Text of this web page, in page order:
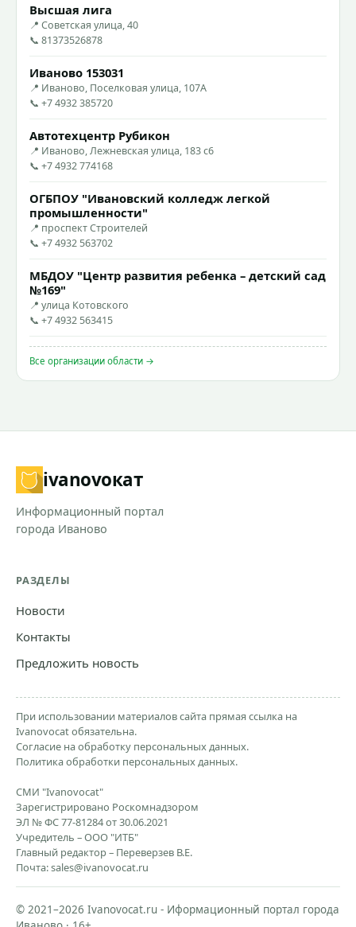
Высшая лига
📍 Советская улица, 40
📞 81373526878
Иваново 153031
📍 Иваново, Поселковая улица, 107А
📞 +7 4932 385720
Автотехцентр Рубикон
📍 Иваново, Лежневская улица, 183 с6
📞 +7 4932 774168
ОГБПОУ "Ивановский колледж легкой
промышленности"
📍 проспект Строителей
📞 +7 4932 563702
МБДОУ "Центр развития ребенка – детский сад
№169"
📍 улица Котовского
📞 +7 4932 563415
Все организации области →
ivanovoкат
Информационный портал
города Иваново
РАЗДЕЛЫ
Новости
Контакты
Предложить новость
При использовании материалов сайта прямая ссылка на
Ivanovocat обязательна.
Согласие на обработку персональных данных.
Политика обработки персональных данных.
СМИ "Ivanovocat"
Зарегистрировано Роскомнадзором
ЭЛ № ФС 77-81284 от 30.06.2021
Учредитель – ООО "ИТБ"
Главный редактор – Переверзев В.Е.
Почта:sales@ivanovocat.ru
© 2021–2026 Ivanovocat.ru - Иформационный портал города